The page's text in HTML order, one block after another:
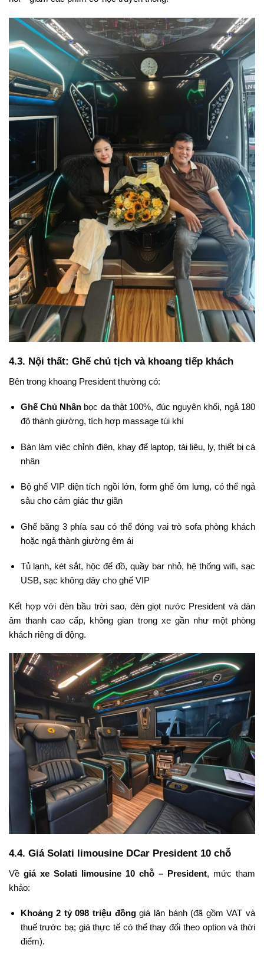
4.3. Nội thất: Ghế chủ tịch và khoang tiếp khách
Bên trong khoang President thường có:
Ghế Chủ Nhân bọc da thật 100%, đúc nguyên khối, ngả 180
độ thành giường, tích hợp massage túi khí
Bàn làm việc chỉnh điện, khay để laptop, tài liệu, ly, thiết bị cá
nhân
Bộ ghế VIP diện tích ngồi lớn, form ghế ôm lưng, có thể ngả
sâu cho cảm giác thư giãn
Ghế băng 3 phía sau có thể đóng vai trò sofa phòng khách
hoặc ngả thành giường êm ái
Tủ lạnh, két sắt, hộc để đồ, quầy bar nhỏ, hệ thống wifi, sạc
USB, sạc không dây cho ghế VIP
Kết hợp với đèn bầu trời sao, đèn giọt nước President và dàn
âm thanh cao cấp, không gian trong xe gần như một phòng
khách riêng di động.
4.4. Giá Solati limousine DCar President 10 chỗ
Về giá xe Solati limousine 10 chỗ – President, mức tham
khảo:
Khoảng 2 tỷ 098 triệu đồnggiá lăn bánh (đã gồm VAT và
thuế trước bạ; giá thực tế có thể thay đổi theo option và thời
điểm).